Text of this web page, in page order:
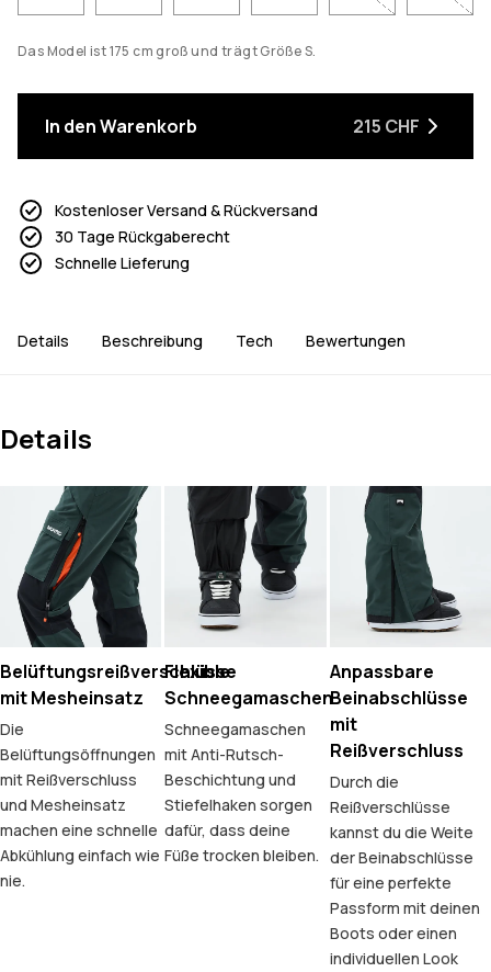
Das Model ist 175 cm groß und trägt Größe S.
In den Warenkorb 215 CHF
Kostenloser Versand & Rückversand
30 Tage Rückgaberecht
Schnelle Lieferung
Details Beschreibung Tech Bewertungen
Details
Belüftungsreißverschlüsse
mit Mesheinsatz
Die
Belüftungsöffnungen
mit Reißverschluss
und Mesheinsatz
machen eine schnelle
Abkühlung einfach wie
nie.
Flexible
Schneegamaschen
Schneegamaschen
mit Anti-Rutsch-
Beschichtung und
Stiefelhaken sorgen
dafür, dass deine
Füße trocken bleiben.
Anpassbare
Beinabschlüsse
mit
Reißverschluss
Durch die
Reißverschlüsse
kannst du die Weite
der Beinabschlüsse
für eine perfekte
Passform mit deinen
Boots oder einen
individuellen Look